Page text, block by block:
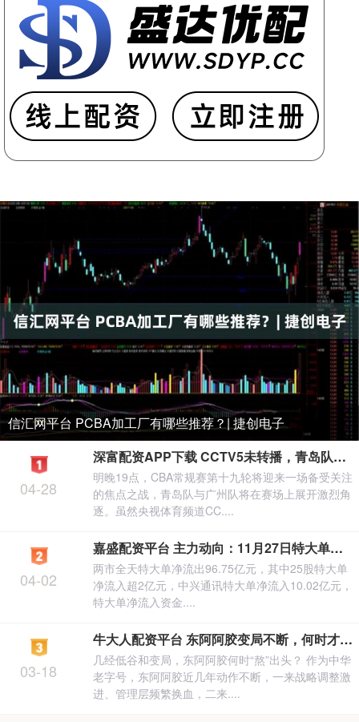
信汇网平台 PCBA加工厂有哪些推荐？| 捷创电子
深富配资APP下载 CCTV5未转播，青岛队对阵广州队：王奕博迎战郭艾伦，段昂军交锋刘颜诚
明晚19点，CBA常规赛第十九轮将迎来一场备受关注
的焦点之战，青岛队与广州队将在赛场上展开激烈角
逐。虽然央视体育频道CC....
04-28
嘉盛配资平台 主力动向：11月27日特大单净流出96.75亿元
两市全天特大单净流出96.75亿元，其中25股特大单
净流入超2亿元，中兴通讯特大单净流入10.02亿元，
特大单净流入资金....
04-02
牛大人配资平台 东阿阿胶变局不断，何时才能“熬”出头
几经低谷和变局，东阿阿胶何时“熬”出头？ 作为中华
老字号，东阿阿胶近几年动作不断，一来战略调整激
进、管理层频繁换血，二来....
03-18